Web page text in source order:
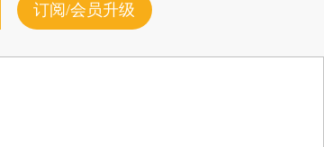
订阅/会员升级